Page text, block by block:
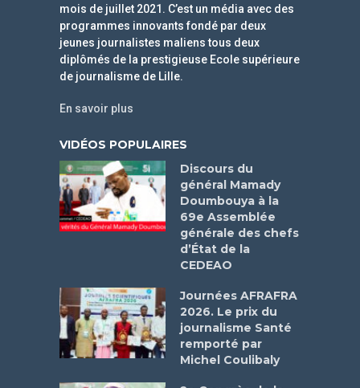
mois de juillet 2021. C’est un média avec des
programmes innovants fondé par deux
jeunes journalistes maliens tous deux
diplômés de la prestigieuse Ecole supérieure
de journalisme de Lille.
En savoir plus
VIDÉOS POPULAIRES
Discours du
général Mamady
Doumbouya à la
69e Assemblée
générale des chefs
d’État de la
CEDEAO
Journées AFRAFRA
2026. Le prix du
journalisme Santé
remporté par
Michel Coulibaly